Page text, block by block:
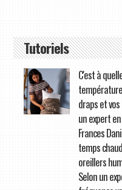
Tutoriels
C'est à
draps et
un expert
Frances
temps
oreillers
Selon un